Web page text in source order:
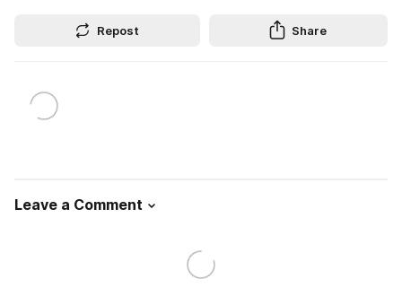
Repost Share
Leave a Comment